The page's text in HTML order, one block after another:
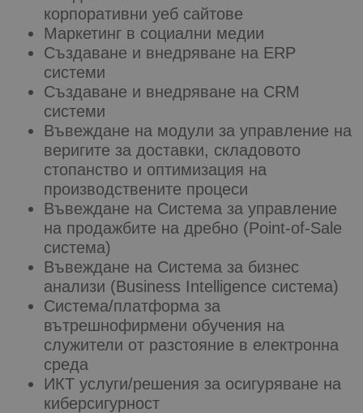
корпоративни уеб сайтове
Маркетинг в социални медии
Създаване и внедряване на ERP
системи
Създаване и внедряване на CRM
системи
Въвеждане на модули за управление на
веригите за доставки, складовото
стопанство и оптимизация на
производствените процеси
Въвеждане на Система за управление
на продажбите на дребно (Point-of-Sale
система)
Въвеждане на Система за бизнес
анализи (Business Intelligence система)
Система/платформа за
вътрешнофирмени обучения на
служители от разстояние в електронна
среда
ИКТ услуги/решения за осигуряване на
киберсигурност